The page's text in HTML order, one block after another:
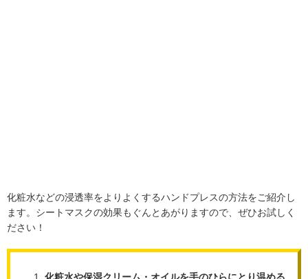
化粧水などの浸透率をよりよくするハンドプレスの方法をご紹介し
ます。シートマスクの効果もぐんとあがりますので、ぜひお試しく
ださい！